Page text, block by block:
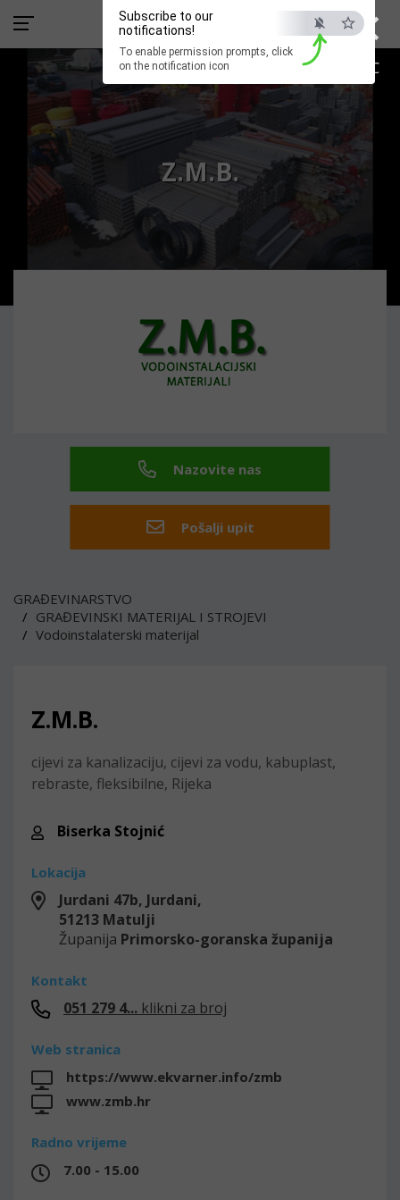
×
ESC
Subscribe to our
notifications!
To enable permission prompts, click
on the notification icon
Z.M.B.
Nazovite nas
Pošalji upit
GRAĐEVINARSTVO
GRAĐEVINSKI MATERIJAL I STROJEVI
Vodoinstalaterski materijal
Z.M.B.
cijevi za kanalizaciju, cijevi za vodu, kabuplast,
rebraste, fleksibilne, Rijeka
Biserka Stojnić
Lokacija
Jurdani 47b, Jurdani,
51213 Matulji
Županija Primorsko-goranska županija
Kontakt
051 279 4... klikni za broj
Web stranica
https://www.ekvarner.info/zmb
www.zmb.hr
Radno vrijeme
7.00 - 15.00